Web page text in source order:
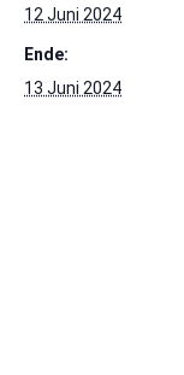
12 Juni 2024
Ende:
13 Juni 2024